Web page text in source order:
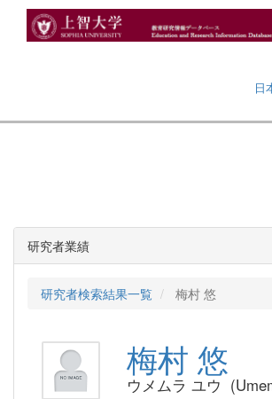
日
研究者業績
研究者検索結果一覧 梅村 悠
梅村 悠
ウメムラ ユウ